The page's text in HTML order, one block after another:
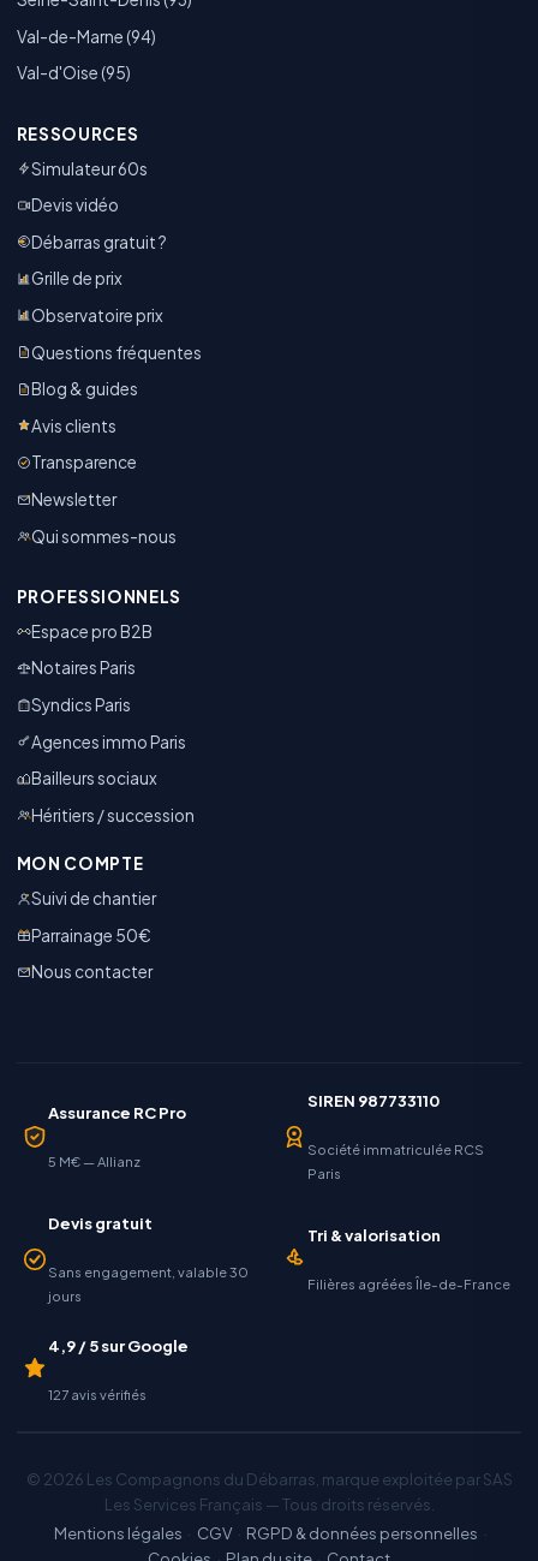
Val-de-Marne (94)
Val-d'Oise (95)
RESSOURCES
Simulateur 60s
Devis vidéo
Débarras gratuit ?
Grille de prix
Observatoire prix
Questions fréquentes
Blog & guides
Avis clients
Transparence
Newsletter
Qui sommes-nous
PROFESSIONNELS
Espace pro B2B
Notaires Paris
Syndics Paris
Agences immo Paris
Bailleurs sociaux
Héritiers / succession
MON COMPTE
Suivi de chantier
Parrainage 50€
Nous contacter
Assurance RC Pro
5 M€ — Allianz
SIREN 987733110
Société immatriculée RCS
Paris
Devis gratuit
Sans engagement, valable 30
jours
Tri & valorisation
Filières agréées Île-de-France
4,9 / 5 sur Google
127 avis vérifiés
© 2026 Les Compagnons du Débarras, marque exploitée par SAS
Les Services Français — Tous droits réservés.
Mentions légales · CGV · RGPD & données personnelles ·